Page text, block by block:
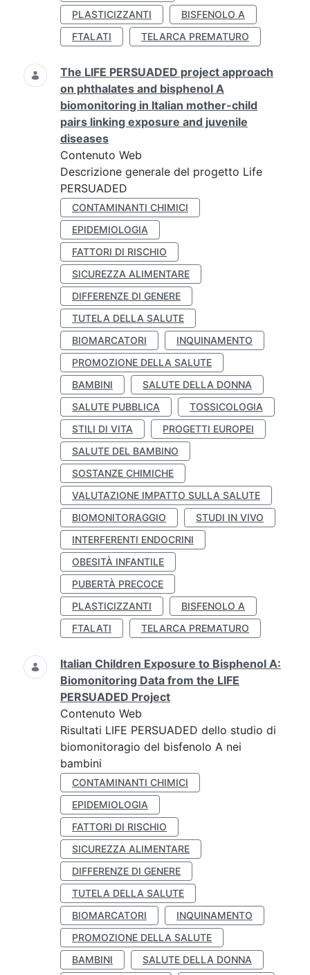
PLASTICIZZANTI
BISFENOLO A
FTALATI
TELARCA PREMATURO
The LIFE PERSUADED project approach
on phthalates and bisphenol A
biomonitoring in Italian mother-child
pairs linking exposure and juvenile
diseases
Contenuto Web
Descrizione generale del progetto Life
PERSUADED
CONTAMINANTI CHIMICI
EPIDEMIOLOGIA
FATTORI DI RISCHIO
SICUREZZA ALIMENTARE
DIFFERENZE DI GENERE
TUTELA DELLA SALUTE
BIOMARCATORI
INQUINAMENTO
PROMOZIONE DELLA SALUTE
BAMBINI
SALUTE DELLA DONNA
SALUTE PUBBLICA
TOSSICOLOGIA
STILI DI VITA
PROGETTI EUROPEI
SALUTE DEL BAMBINO
SOSTANZE CHIMICHE
VALUTAZIONE IMPATTO SULLA SALUTE
BIOMONITORAGGIO
STUDI IN VIVO
INTERFERENTI ENDOCRINI
OBESITÀ INFANTILE
PUBERTÀ PRECOCE
PLASTICIZZANTI
BISFENOLO A
FTALATI
TELARCA PREMATURO
Italian Children Exposure to Bisphenol A:
Biomonitoring Data from the LIFE
PERSUADED Project
Contenuto Web
Risultati LIFE PERSUADED dello studio di
biomonitoragio del bisfenolo A nei
bambini
CONTAMINANTI CHIMICI
EPIDEMIOLOGIA
FATTORI DI RISCHIO
SICUREZZA ALIMENTARE
DIFFERENZE DI GENERE
TUTELA DELLA SALUTE
BIOMARCATORI
INQUINAMENTO
PROMOZIONE DELLA SALUTE
BAMBINI
SALUTE DELLA DONNA